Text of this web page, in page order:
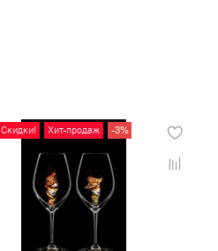
Скидки! Хит-продаж -3%